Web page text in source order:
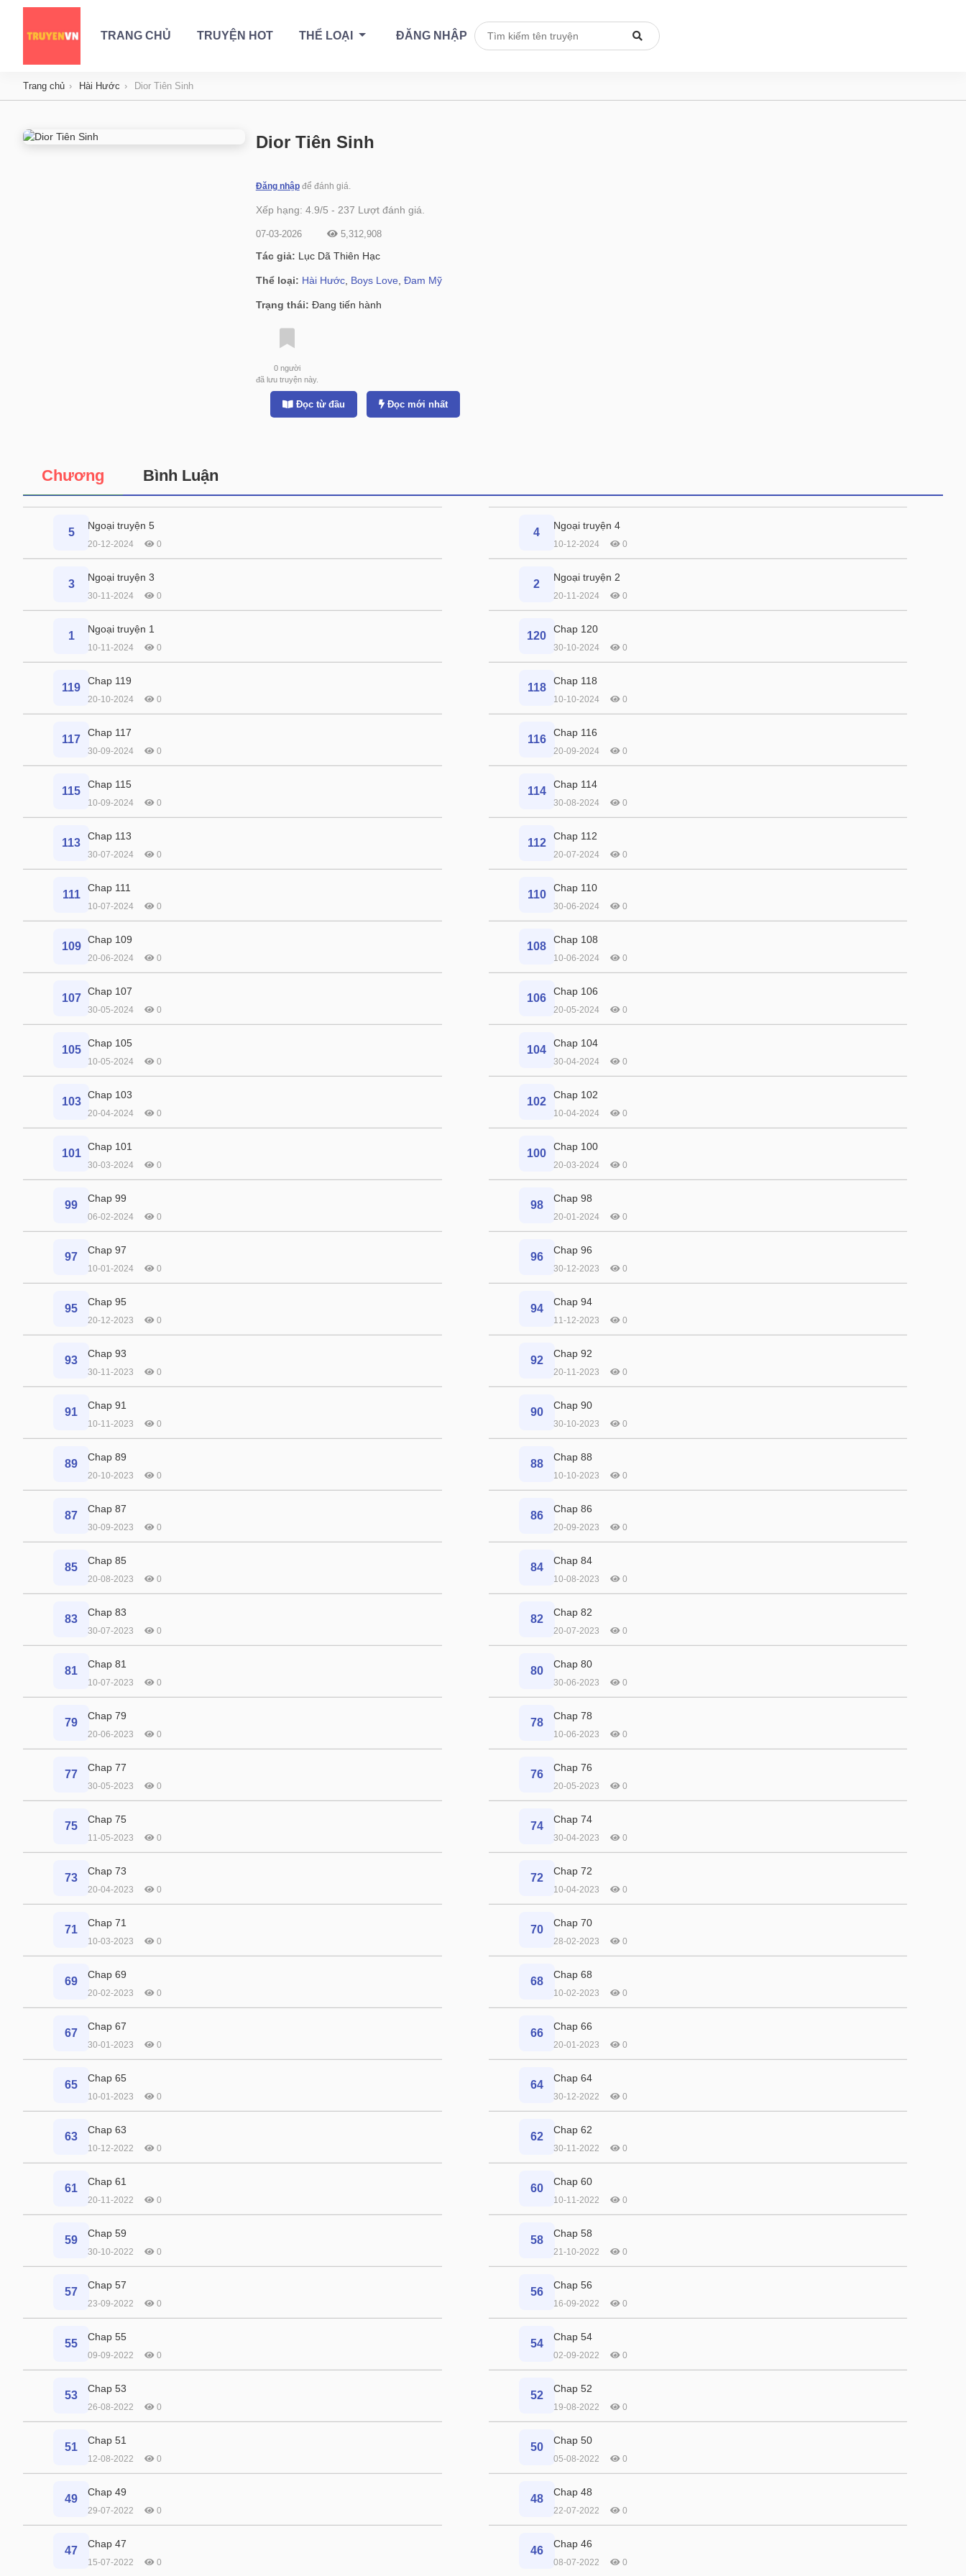
TRANG CHỦ TRUYỆN HOT THỂ LOẠI ĐĂNG NHẬP
Trang chủ Hài Hước Dior Tiên Sinh
Dior Tiên Sinh
Đăng nhậpđể đánh giá.
Xếp hạng: 4.9/5 - 237 Lượt đánh giá.
07-03-2026 5,312,908
Tác giả: Lục Dã Thiên Hạc
Thể loại: Hài Hước, Boys Love, Đam Mỹ
Trạng thái: Đang tiến hành
0người
đã lưu truyện này.
Đọc từ đầu Đọc mới nhất
Chương Bình Luận
5
Ngoại truyện 5
20-12-2024 0
4
Ngoại truyện 4
10-12-2024 0
3
Ngoại truyện 3
30-11-2024 0
2
Ngoại truyện 2
20-11-2024 0
1
Ngoại truyện 1
10-11-2024 0
120
Chap 120
30-10-2024 0
119
Chap 119
20-10-2024 0
118
Chap 118
10-10-2024 0
117
Chap 117
30-09-2024 0
116
Chap 116
20-09-2024 0
115
Chap 115
10-09-2024 0
114
Chap 114
30-08-2024 0
113
Chap 113
30-07-2024 0
112
Chap 112
20-07-2024 0
111
Chap 111
10-07-2024 0
110
Chap 110
30-06-2024 0
109
Chap 109
20-06-2024 0
108
Chap 108
10-06-2024 0
107
Chap 107
30-05-2024 0
106
Chap 106
20-05-2024 0
105
Chap 105
10-05-2024 0
104
Chap 104
30-04-2024 0
103
Chap 103
20-04-2024 0
102
Chap 102
10-04-2024 0
101
Chap 101
30-03-2024 0
100
Chap 100
20-03-2024 0
99
Chap 99
06-02-2024 0
98
Chap 98
20-01-2024 0
97
Chap 97
10-01-2024 0
96
Chap 96
30-12-2023 0
95
Chap 95
20-12-2023 0
94
Chap 94
11-12-2023 0
93
Chap 93
30-11-2023 0
92
Chap 92
20-11-2023 0
91
Chap 91
10-11-2023 0
90
Chap 90
30-10-2023 0
89
Chap 89
20-10-2023 0
88
Chap 88
10-10-2023 0
87
Chap 87
30-09-2023 0
86
Chap 86
20-09-2023 0
85
Chap 85
20-08-2023 0
84
Chap 84
10-08-2023 0
83
Chap 83
30-07-2023 0
82
Chap 82
20-07-2023 0
81
Chap 81
10-07-2023 0
80
Chap 80
30-06-2023 0
79
Chap 79
20-06-2023 0
78
Chap 78
10-06-2023 0
77
Chap 77
30-05-2023 0
76
Chap 76
20-05-2023 0
75
Chap 75
11-05-2023 0
74
Chap 74
30-04-2023 0
73
Chap 73
20-04-2023 0
72
Chap 72
10-04-2023 0
71
Chap 71
10-03-2023 0
70
Chap 70
28-02-2023 0
69
Chap 69
20-02-2023 0
68
Chap 68
10-02-2023 0
67
Chap 67
30-01-2023 0
66
Chap 66
20-01-2023 0
65
Chap 65
10-01-2023 0
64
Chap 64
30-12-2022 0
63
Chap 63
10-12-2022 0
62
Chap 62
30-11-2022 0
61
Chap 61
20-11-2022 0
60
Chap 60
10-11-2022 0
59
Chap 59
30-10-2022 0
58
Chap 58
21-10-2022 0
57
Chap 57
23-09-2022 0
56
Chap 56
16-09-2022 0
55
Chap 55
09-09-2022 0
54
Chap 54
02-09-2022 0
53
Chap 53
26-08-2022 0
52
Chap 52
19-08-2022 0
51
Chap 51
12-08-2022 0
50
Chap 50
05-08-2022 0
49
Chap 49
29-07-2022 0
48
Chap 48
22-07-2022 0
47
Chap 47
15-07-2022 0
46
Chap 46
08-07-2022 0